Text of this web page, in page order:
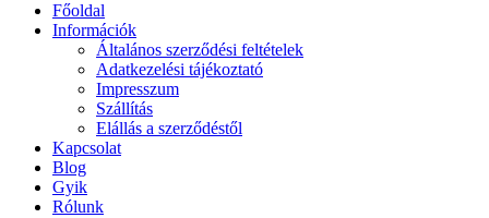
Főoldal
Információk
Általános szerződési feltételek
Adatkezelési tájékoztató
Impresszum
Szállítás
Elállás a szerződéstől
Kapcsolat
Blog
Gyik
Rólunk